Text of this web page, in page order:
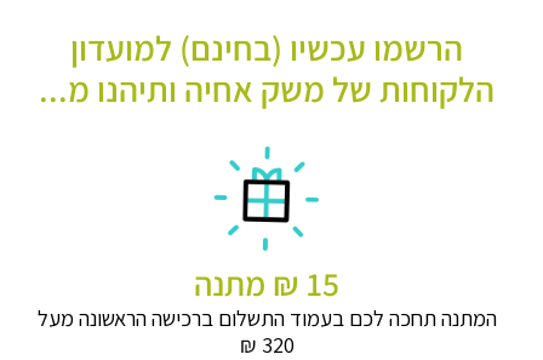
הרשמו עכשיו (בחינם) למועדון
הלקוחות של משק אחיה ותיהנו מ...
15 ₪ מתנה
המתנה תחכה לכם בעמוד התשלום ברכישה הראשונה מעל
320 ₪